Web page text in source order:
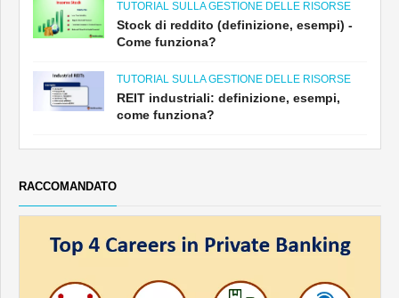
TUTORIAL SULLA GESTIONE DELLE RISORSE
Stock di reddito (definizione, esempi) -
Come funziona?
TUTORIAL SULLA GESTIONE DELLE RISORSE
REIT industriali: definizione, esempi,
come funziona?
RACCOMANDATO